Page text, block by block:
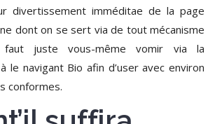
divertissement imméditae de la page
dont on se sert via de tout mécanisme
juste vous-même vomir via la
le navigant Bio afin d’user avec environ
conformes.